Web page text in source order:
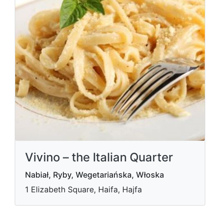
Vivino – the Italian Quarter
Nabiał, Ryby, Wegetariańska, Włoska
1 Elizabeth Square, Haifa, Hajfa